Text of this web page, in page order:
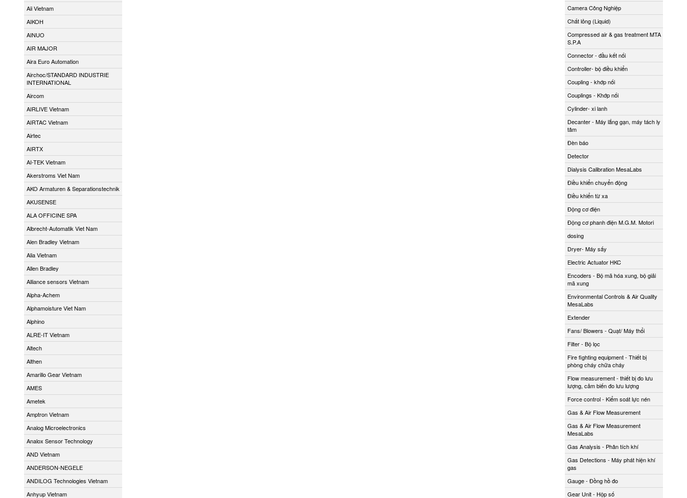
Aii Vietnam
AIKOH
AINUO
AIR MAJOR
Aira Euro Automation
Airchoc/STANDARD INDUSTRIE
INTERNATIONAL
Aircom
AIRLIVE Vietnam
AIRTAC Vietnam
Airtec
AIRTX
AI-TEK Vietnam
Akerstroms Viet Nam
AKO Armaturen & Separationstechnik
AKUSENSE
ALA OFFICINE SPA
Albrecht-Automatik Viet Nam
Alen Bradley Vietnam
Alia Vietnam
Allen Bradley
Alliance sensors Vietnam
Alpha-Achem
Alphamoisture Viet Nam
Alphino
ALRE-IT Vietnam
Altech
Althen
Amarillo Gear Vietnam
AMES
Ametek
Amptron Vietnam
Analog Microelectronics
Analox Sensor Technology
AND Vietnam
ANDERSON-NEGELE
ANDILOG Technologies Vietnam
Anhyup Vietnam
Camera Công Nghiệp
Chất lỏng (Liquid)
Compressed air & gas treatment MTA
S.P.A
Connector - đầu kết nối
Controller- bộ điều khiển
Coupling - khớp nối
Couplings - Khớp nối
Cylinder- xi lanh
Decanter - Máy lắng gạn, máy tách ly
tâm
Đèn báo
Detector
Dialysis Calibration MesaLabs
Điều khiển chuyển động
Điều khiển từ xa
Động cơ điện
Động cơ phanh điện M.G.M. Motori
dosing
Dryer- Máy sấy
Electric Actuator HKC
Encoders - Bộ mã hóa xung, bộ giải
mã xung
Environmental Controls & Air Quality
MesaLabs
Extender
Fans/ Blowers - Quạt/ Máy thổi
Filter - Bộ lọc
Fire fighting equipment - Thiết bị
phòng cháy chữa cháy
Flow measurement - thiết bị đo lưu
lượng, cảm biến đo lưu lượng
Force control - Kiểm soát lực nén
Gas & Air Flow Measurement
Gas & Air Flow Measurement
MesaLabs
Gas Analysis - Phân tích khí
Gas Detections - Máy phát hiện khí
gas
Gauge - Đồng hồ đo
Gear Unit - Hộp số